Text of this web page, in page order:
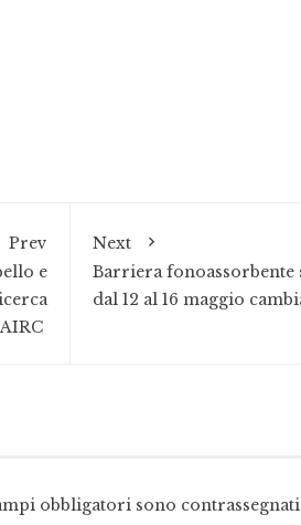
Prev
e
AIRC
Next
Barriera
dal 12 al 16 maggio
obbligatori sono contrassegnati